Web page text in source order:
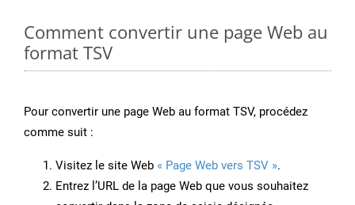
Comment convertir une page Web au
format TSV
Pour convertir une page Web au format TSV, procédez
comme suit :
Visitez le site Web « Page Web vers TSV ».
Entrez l’URL de la page Web que vous souhaitez